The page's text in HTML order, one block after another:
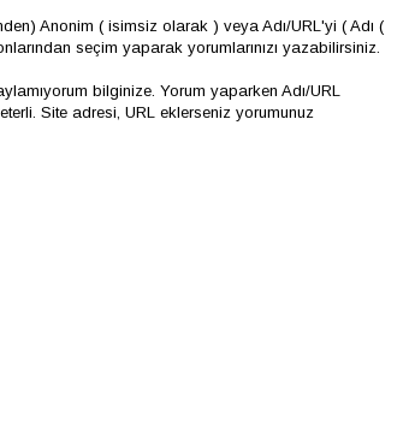
Anonim ( isimsiz olarak ) veya Adı/URL'yi ( Adı (
seçim yaparak yorumlarınızı yazabilirsiniz.
bilginize. Yorum yaparken Adı/URL
Site adresi, URL eklerseniz yorumunuz